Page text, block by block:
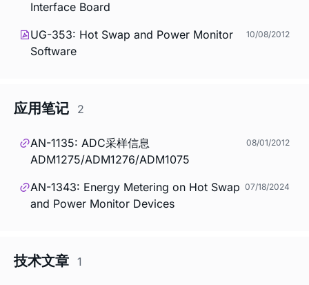
Interface Board
UG-353: Hot Swap and Power Monitor
Software
10/08/2012
应用笔记 2
AN-1135: ADC采样信息
ADM1275/ADM1276/ADM1075
08/01/2012
AN-1343: Energy Metering on Hot Swap
and Power Monitor Devices
07/18/2024
技术文章 1